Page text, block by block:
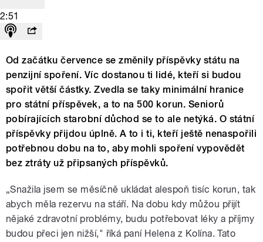
2:51
Od začátku července se změnily příspěvky státu na
penzijní spoření. Víc dostanou ti lidé, kteří si budou
spořit větší částky. Zvedla se taky minimální hranice
pro státní příspěvek, a to na 500 korun. Seniorů
pobírajících starobní důchod se to ale netýká. O státní
příspěvky přijdou úplně. A to i ti, kteří ještě nenaspořili
potřebnou dobu na to, aby mohli spoření vypovědět
bez ztráty už připsaných příspěvků.
„Snažila jsem se měsíčně ukládat alespoň tisíc korun, tak
abych měla rezervu na stáří. Na dobu kdy můžou přijít
nějaké zdravotní problémy, budu potřebovat léky a příjmy
budou přeci jen nižší," říká paní Helena z Kolína. Tato